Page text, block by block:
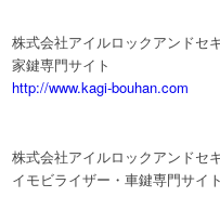
株式会社アイルロックアンドセ
家鍵専門サイト
http://www.kagi-bouhan.com
株式会社アイルロックアンドセ
イモビライザー・車鍵専門サイ